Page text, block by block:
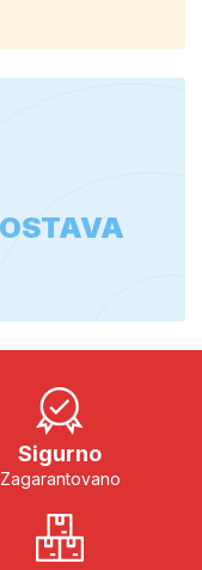
Sigurno
Zagarantovano